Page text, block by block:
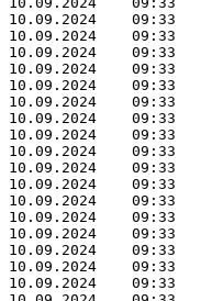
10.09.2024    09:33
10.09.2024    09:33
10.09.2024    09:33
10.09.2024    09:33
10.09.2024    09:33
10.09.2024    09:33
10.09.2024    09:33
10.09.2024    09:33
10.09.2024    09:33
10.09.2024    09:33
10.09.2024    09:33
10.09.2024    09:33
10.09.2024    09:33
10.09.2024    09:33
10.09.2024    09:33
10.09.2024    09:33
10.09.2024    09:33